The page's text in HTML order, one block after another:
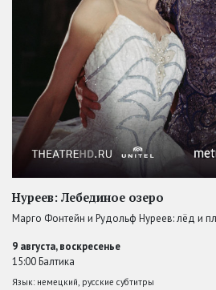
Нуреев: Лебединое озеро
Марго Фонтейн и Рудольф Нуреев: лёд и
9 августа, воскресенье
15:00 Балтика
Язык: немецкий, русские субтитры